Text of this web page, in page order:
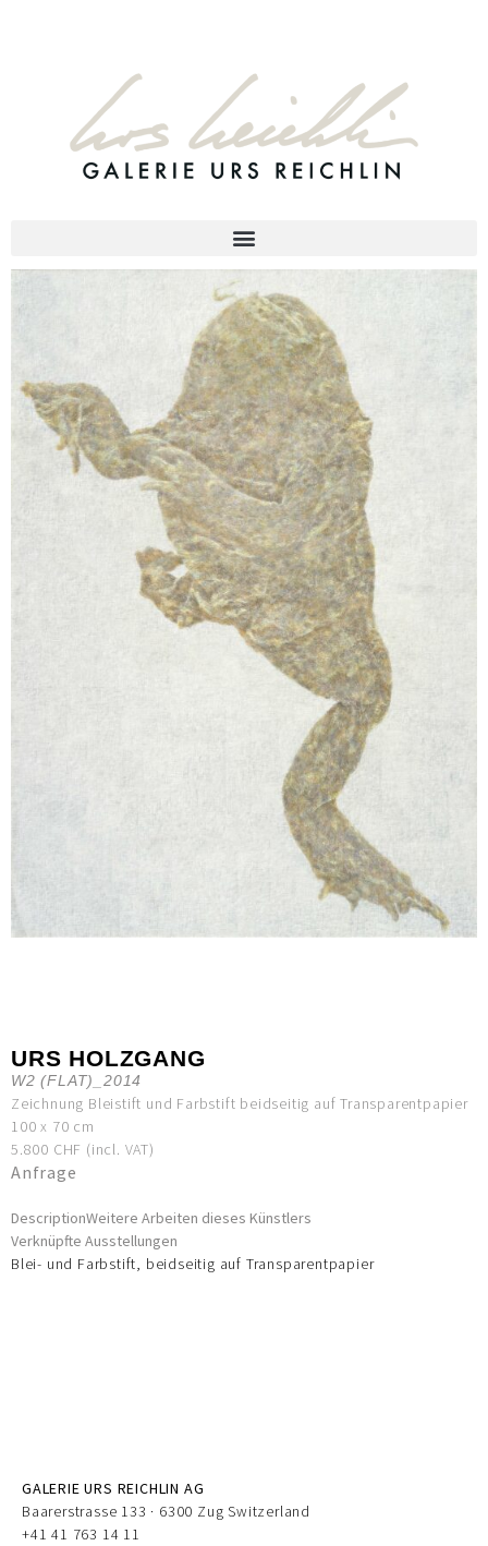
URS HOLZGANG
W2 (FLAT)_2014
Zeichnung Bleistift und Farbstift beidseitig auf Transparentpapier
100 x 70 cm
5.800 CHF (incl. VAT)
Anfrage
DescriptionWeitere Arbeiten dieses Künstlers
Verknüpfte Ausstellungen
Blei- und Farbstift, beidseitig auf Transparentpapier
GALERIE URS REICHLIN AG
Baarerstrasse 133 · 6300 Zug Switzerland
+41 41 763 14 11